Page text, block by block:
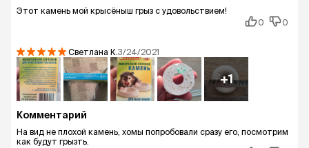
Этот камень мой крысёныш грыз с удовольствием!
0
0
Светлана К. 3/24/2021
+1
Комментарий
На вид не плохой камень, хомы попробовали сразу его, посмотрим
как будут грызть.